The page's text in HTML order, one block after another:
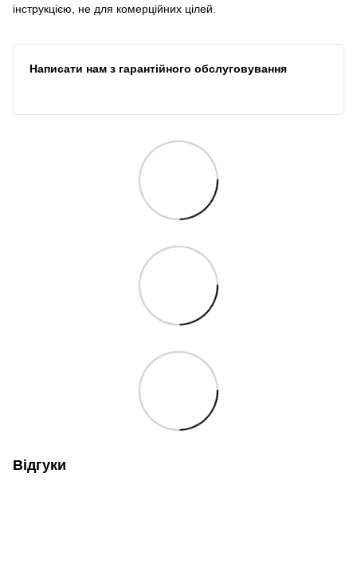
інструкцією, не для комерційних цілей.
Написати нам з гарантійного обслуговування
Відгуки